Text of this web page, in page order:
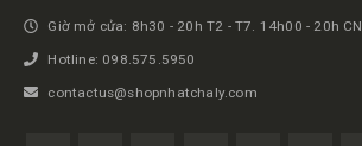
Giờ mở cửa: 8h30 - 20h T2 - T7. 14h00 - 20h CN
Hotline: 098.575.5950
contactus@shopnhatchaly.com